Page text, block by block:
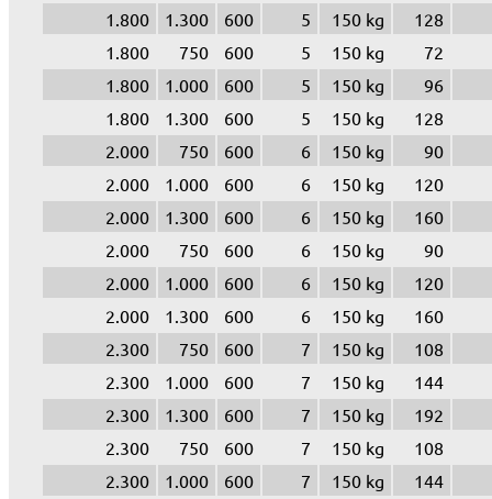
1.800
1.300 600 5 150 kg
128
1.800
750 600 5 150 kg
72
1.800
1.000 600 5 150 kg
96
1.800
1.300 600 5 150 kg
128
2.000
750 600 6 150 kg
90
2.000
1.000 600 6 150 kg
120
2.000
1.300 600 6 150 kg
160
2.000
750 600 6 150 kg
90
2.000
1.000 600 6 150 kg
120
2.000
1.300 600 6 150 kg
160
2.300
750 600 7 150 kg
108
2.300
1.000 600 7 150 kg
144
2.300
1.300 600 7 150 kg
192
2.300
750 600 7 150 kg
108
2.300
1.000 600 7 150 kg 144